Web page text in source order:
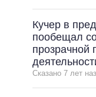
Кучер в
пообещал
прозрачной
Сказано 7 лет